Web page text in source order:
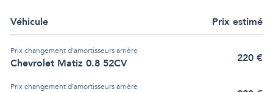
Véhicule Prix estimé
Prixchangement d'amortisseurs arrière
Chevrolet Matiz 0.8 52CV 220 €
Prixchangement d'amortisseurs arrière